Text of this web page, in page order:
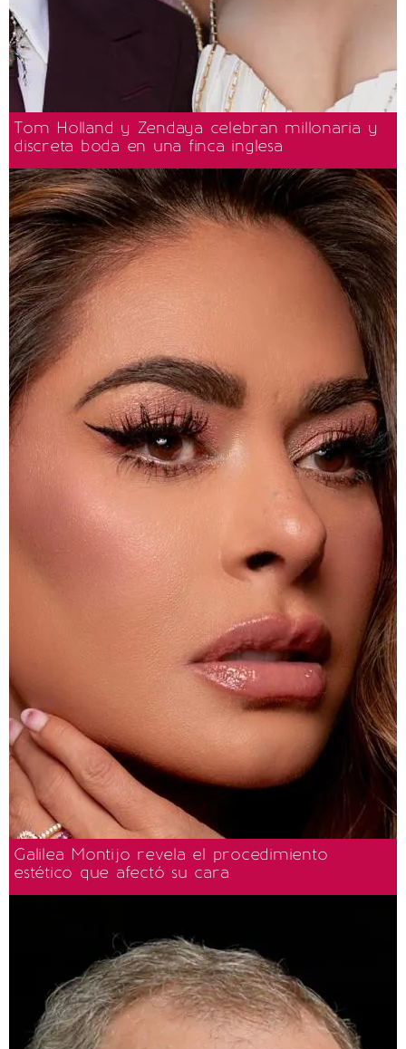
Tom Holland y Zendaya celebran millonaria y
discreta boda en una finca inglesa
Galilea Montijo revela el procedimiento
estético que afectó su cara